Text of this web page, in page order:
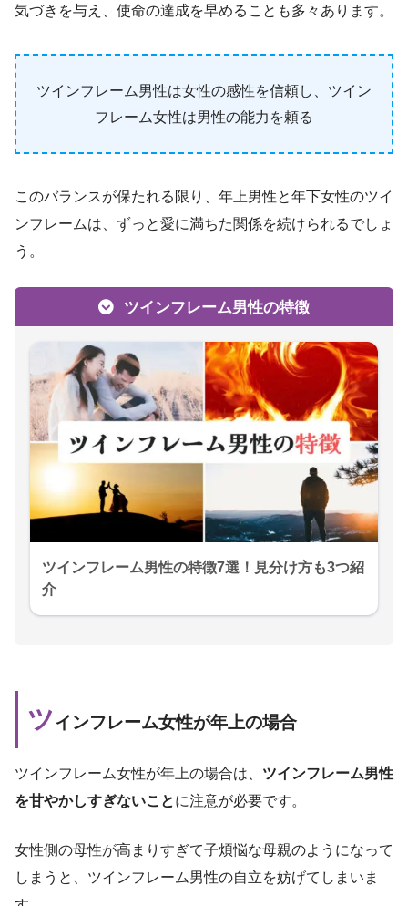
気づきを与え、使命の達成を早めることも多々あります。
ツインフレーム男性は女性の感性を信頼し、ツイン
フレーム女性は男性の能力を頼る
このバランスが保たれる限り、年上男性と年下女性のツイ
ンフレームは、ずっと愛に満ちた関係を続けられるでしょ
う。
ツインフレーム男性の特徴
ツインフレーム男性の特徴7選！見分け方も3つ紹
介
ツインフレーム女性が年上の場合
ツインフレーム女性が年上の場合は、 ツインフレーム男性
を甘やかしすぎないことに注意が必要です。
女性側の母性が高まりすぎて子煩悩な母親のようになって
しまうと、ツインフレーム男性の自立を妨げてしまいま